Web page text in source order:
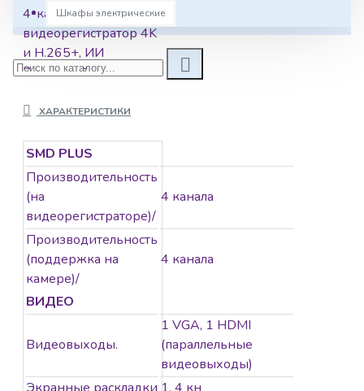
Шкафы электрические
4-канальный IP-
видеорегистратор 4K
и H.265+, ИИ
Входящий поток до
H.265+, H.265, H.264+,
разрешение записи
до 12Мп; накопители:
1 SATA III до 10Тбайт;
воспроизведение:
4кн@1080p,
1кн@12Мп;
видеовыходы: 1
HDMI, 1 VGA; cеть: 1
RJ45 100Мбит/с;
питание: 12В(DC);
распознавание лиц
ХАРАКТЕРИСТИКИ
SMD PLUS
Производительность
(на
видеорегистраторе)/
4 канала
Производительность
(поддержка на
камере)/
4 канала
ВИДЕО
Видеовыходы.
1 VGA, 1 HDMI
(параллельные
видеовыходы)